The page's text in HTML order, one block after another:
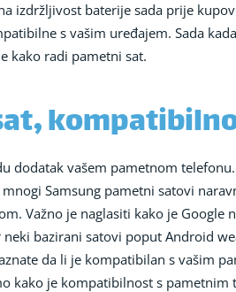
izdržljivost baterije sada prije
s vašim uređajem. Sada
kako radi pametni sat.
dodatak vašem pametnom
Samsung pametni satovi
Važno je naglasiti kako je
bazirani satovi poput Android
da li je kompatibilan s vašim
kako je kompatibilnost s